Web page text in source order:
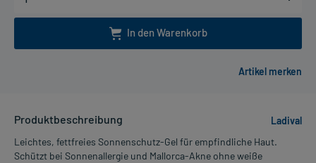
In den Warenkorb
Produktbeschreibung
Ladival
Leichtes, fettfreies Sonnenschutz-Gel für empfindliche Haut.
Schützt bei Sonnenallergie und Mallorca-Akne ohne weiße